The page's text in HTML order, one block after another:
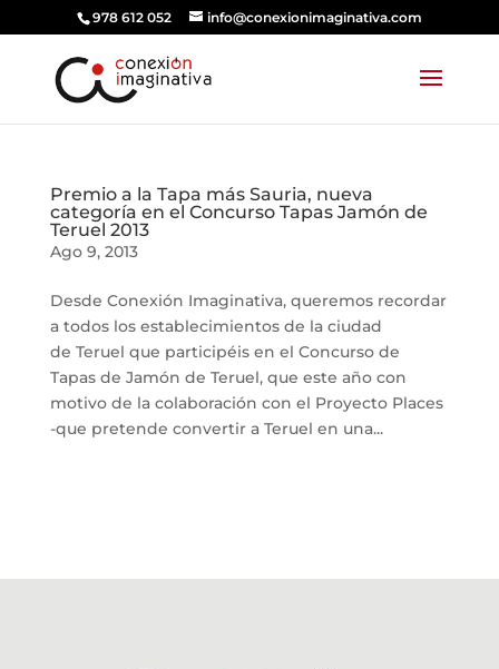
978 612 052 info@conexionimaginativa.com
Premio a la Tapa más Sauria, nueva
categoría en el Concurso Tapas Jamón de
Teruel 2013
Ago 9, 2013
Desde Conexión Imaginativa, queremos recordar
a todos los establecimientos de la ciudad
de Teruel que participéis en el Concurso de
Tapas de Jamón de Teruel, que este año con
motivo de la colaboración con el Proyecto Places
-que pretende convertir a Teruel en una...